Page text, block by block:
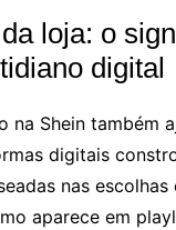
loja: o
digital
na Shein também
digitais
nas escolhas
aparece em